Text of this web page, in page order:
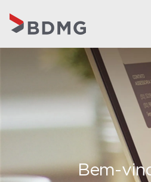
Bem-